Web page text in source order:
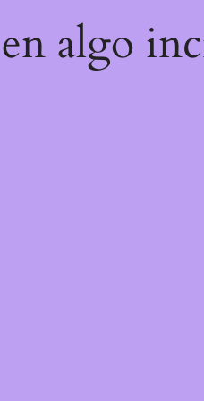
algo